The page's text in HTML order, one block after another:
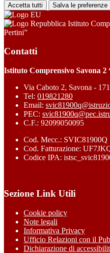
Accetta tutti Salva le preferenze
Istituto
Pertini”
Contatti
Istituto Comprensivo Savona 2
Via Caboto 2, Savona -
Tel: 019821280
Email:
PEC:
C.F.: 92099050095
Cod. Mecc.: SVIC81900Q
Cod. Fatturazione:
Codice IPA:
Sezione Link Utili
Cookie policy
Note legali
Informativa Privacy
Ufficio Relazioni con il
Dichiarazione di